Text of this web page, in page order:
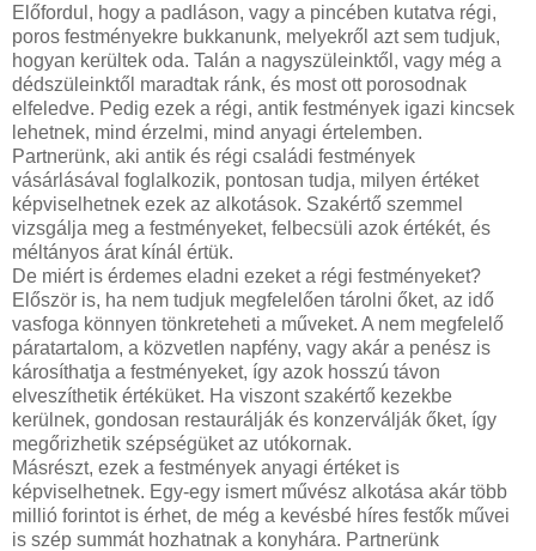
Előfordul, hogy a padláson, vagy a pincében kutatva régi,
poros festményekre bukkanunk, melyekről azt sem tudjuk,
hogyan kerültek oda. Talán a nagyszüleinktől, vagy még a
dédszüleinktől maradtak ránk, és most ott porosodnak
elfeledve. Pedig ezek a régi, antik festmények igazi kincsek
lehetnek, mind érzelmi, mind anyagi értelemben.
Partnerünk, aki antik és régi családi festmények
vásárlásával foglalkozik, pontosan tudja, milyen értéket
képviselhetnek ezek az alkotások. Szakértő szemmel
vizsgálja meg a festményeket, felbecsüli azok értékét, és
méltányos árat kínál értük.
De miért is érdemes eladni ezeket a régi festményeket?
Először is, ha nem tudjuk megfelelően tárolni őket, az idő
vasfoga könnyen tönkreteheti a műveket. A nem megfelelő
páratartalom, a közvetlen napfény, vagy akár a penész is
károsíthatja a festményeket, így azok hosszú távon
elveszíthetik értéküket. Ha viszont szakértő kezekbe
kerülnek, gondosan restaurálják és konzerválják őket, így
megőrizhetik szépségüket az utókornak.
Másrészt, ezek a festmények anyagi értéket is
képviselhetnek. Egy-egy ismert művész alkotása akár több
millió forintot is érhet, de még a kevésbé híres festők művei
is szép summát hozhatnak a konyhára. Partnerünk